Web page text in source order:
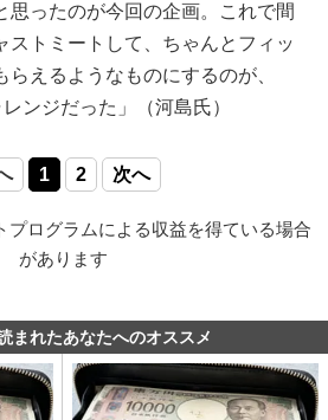
思ったのが今回の企画。これで間
ストミートして、ちゃんとフィッ
らえるようなものにするのが、
ンジだった」（河島氏）
1 2 次へ
プログラムによる収益を得ている場合
があります
まれたあなたへのオススメ